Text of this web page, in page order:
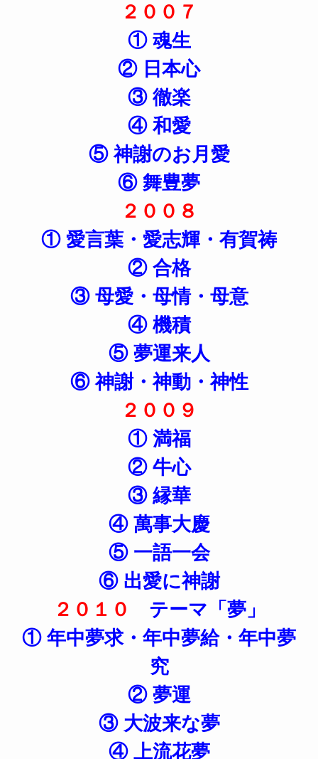
２００７
① 魂生
② 日本心
③ 徹楽
④ 和愛
⑤ 神謝のお月愛
⑥ 舞豊夢
２００８
① 愛言葉・愛志輝・有賀祷
② 合格
③ 母愛・母情・母意
④ 機積
⑤ 夢運来人
⑥ 神謝・神動・神性
２００９
① 満福
② 牛心
③ 縁華
④ 萬事大慶
⑤ 一語一会
⑥ 出愛に神謝
２０１０
テーマ「夢」
① 年中夢求・年中夢給・年中夢
究
② 夢運
③ 大波来な夢
④ 上流花夢